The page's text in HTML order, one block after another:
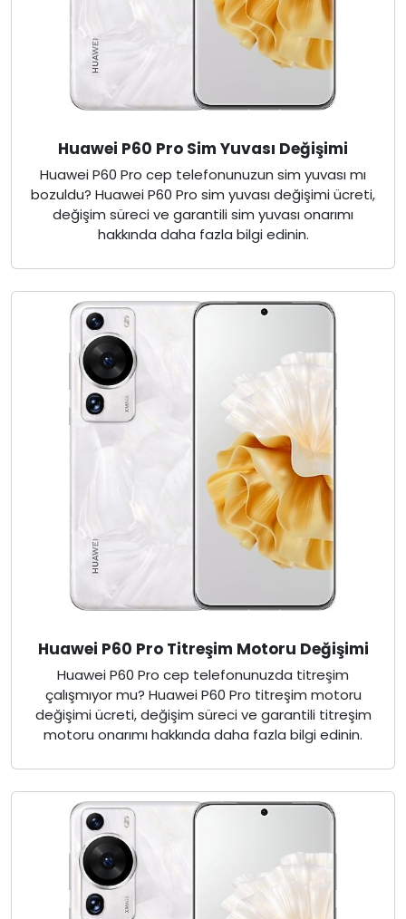
Huawei P60 Pro Sim Yuvası Değişimi
Huawei P60 Pro cep telefonunuzun sim yuvası mı
bozuldu? Huawei P60 Pro sim yuvası değişimi ücreti,
değişim süreci ve garantili sim yuvası onarımı
hakkında daha fazla bilgi edinin.
Huawei P60 Pro Titreşim Motoru Değişimi
Huawei P60 Pro cep telefonunuzda titreşim
çalışmıyor mu? Huawei P60 Pro titreşim motoru
değişimi ücreti, değişim süreci ve garantili titreşim
motoru onarımı hakkında daha fazla bilgi edinin.